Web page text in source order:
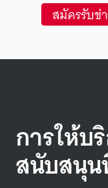
สมัครรับข่
การให้บ
สนับสนุ